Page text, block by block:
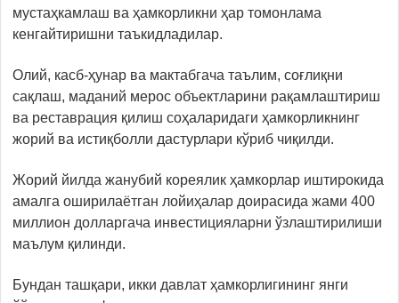
мустаҳкамлаш ва ҳамкорликни ҳар томонлама
кенгайтиришни таъкидладилар.
Олий, касб-ҳунар ва мактабгача таълим, соғлиқни
сақлаш, маданий мерос объектларини рақамлаштириш
ва реставрация қилиш соҳаларидаги ҳамкорликнинг
жорий ва истиқболли дастурлари кўриб чиқилди.
Жорий йилда жанубий кореялик ҳамкорлар иштирокида
амалга оширилаётган лойиҳалар доирасида жами 400
миллион долларгача инвестицияларни ўзлаштирилиши
маълум қилинди.
Бундан ташқари, икки давлат ҳамкорлигининг янги